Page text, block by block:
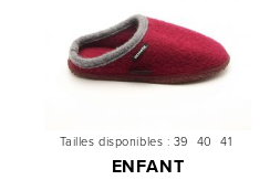
Tailles disponibles : 39 40 41
ENFANT